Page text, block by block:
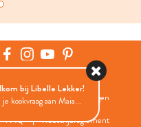
Group
Cookies instellingen
FAQ Wedstrijdreglement
bij Libelle Lekker!
kookvraag aan Maia...